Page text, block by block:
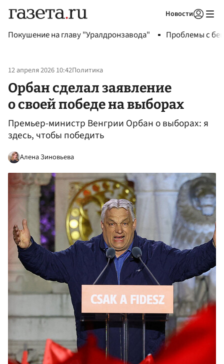
Новости
Покушение на главу "Уралдронзавода" Проблемы с
12 апреля 2026 10:42Политика
Орбан сделал заявление
о своей победе на выборах
Премьер-министр Венгрии Орбан о выборах: я
здесь, чтобы победить
Алена Зиновьева